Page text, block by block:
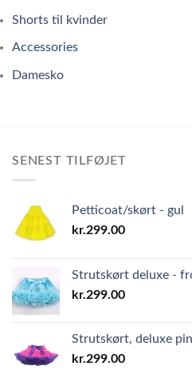
Shorts til kvinder
Accessories
Damesko
SENEST TILFØJET
Petticoat/skørt - gul
kr.299.00
Strutskørt deluxe -
kr.299.00
Strutskørt, deluxe
kr.299.00